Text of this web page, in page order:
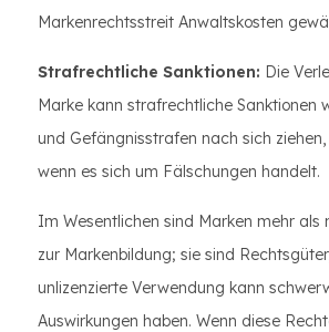
Markenrechtsstreit Anwaltskosten
Strafrechtliche Sanktionen: Die
Marke kann strafrechtliche Sanktionen
und Gefängnisstrafen nach sich
wenn es sich um Fälschungen handelt.
Im Wesentlichen sind Marken mehr als
zur Markenbildung; sie sind
unlizenzierte Verwendung kann
Auswirkungen haben. Wenn diese